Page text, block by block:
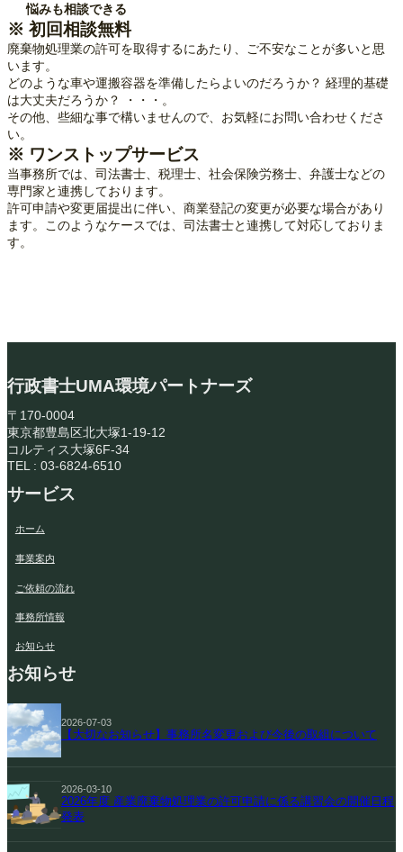
悩みも相談できる
※ 初回相談無料
廃棄物処理業の許可を取得するにあたり、ご不安なことが多いと思
います。
どのような車や運搬容器を準備したらよいのだろうか？ 経理的基礎
は大丈夫だろうか？ ・・・。
その他、些細な事で構いませんので、お気軽にお問い合わせくださ
い。
※ ワンストップサービス
当事務所では、司法書士、税理士、社会保険労務士、弁護士などの
専門家と連携しております。
許可申請や変更届提出に伴い、商業登記の変更が必要な場合があり
ます。このようなケースでは、司法書士と連携して対応しておりま
す。
行政書士UMA環境パートナーズ
〒170-0004
東京都豊島区北大塚1-19-12
コルティス大塚6F-34
TEL : 03-6824-6510
サービス
ホーム
事業案内
ご依頼の流れ
事務所情報
お知らせ
お知らせ
2026-07-03
【大切なお知らせ】事務所名変更および今後の取組について
2026-03-10
2026年度 産業廃棄物処理業の許可申請に係る講習会の開催日程
発表